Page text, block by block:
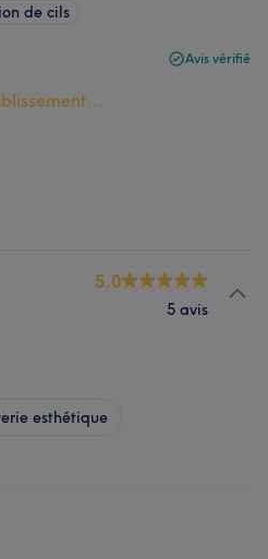
de cils
Avis vérifié
5.0
5 avis
esthétique